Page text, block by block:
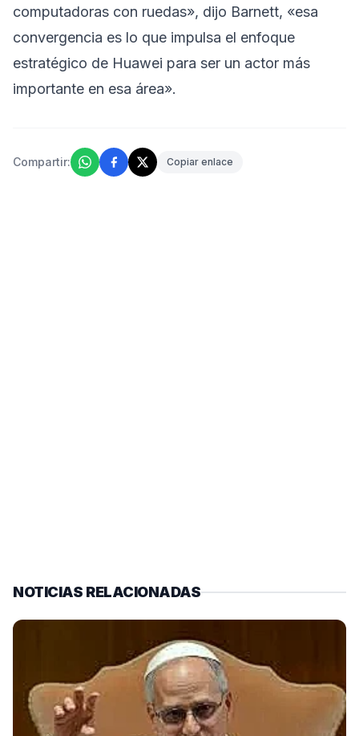
computadoras con ruedas», dijo Barnett, «esa
convergencia es lo que impulsa el enfoque
estratégico de Huawei para ser un actor más
importante en esa área».
Compartir: Copiar enlace
NOTICIAS RELACIONADAS